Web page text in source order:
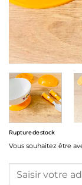
Rupture de stock
Vous souhaitez être